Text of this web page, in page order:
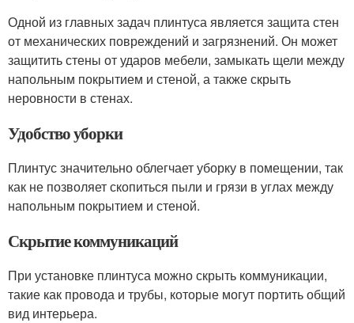
Одной из главных задач плинтуса является защита стен
от механических повреждений и загрязнений. Он может
защитить стены от ударов мебели, замыкать щели между
напольным покрытием и стеной, а также скрыть
неровности в стенах.
Удобство уборки
Плинтус значительно облегчает уборку в помещении, так
как не позволяет скопиться пыли и грязи в углах между
напольным покрытием и стеной.
Скрытие коммуникаций
При установке плинтуса можно скрыть коммуникации,
такие как провода и трубы, которые могут портить общий
вид интерьера.